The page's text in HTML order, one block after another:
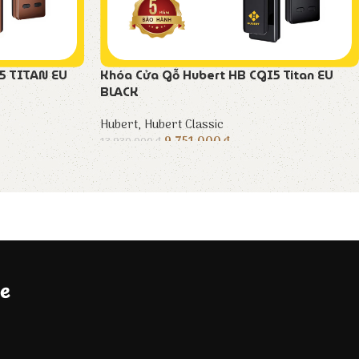
TITAN EU
Khóa Cửa Gỗ Hubert HB CGI5 Titan EU
BLACK
Hubert, Hubert Classic
13.930.000₫ 9.751.000₫